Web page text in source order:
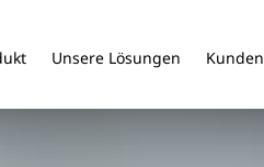
Unsere Lösungen